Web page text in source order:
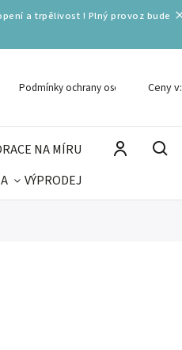
a trpělivost ! Plný provoz bude
Podmínky ochrany osobních údajů
Ceny v:
NA MÍRU
VÝPRODEJ